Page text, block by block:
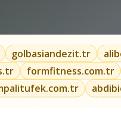
golbasiandezit.tr
formfitness.com.tr